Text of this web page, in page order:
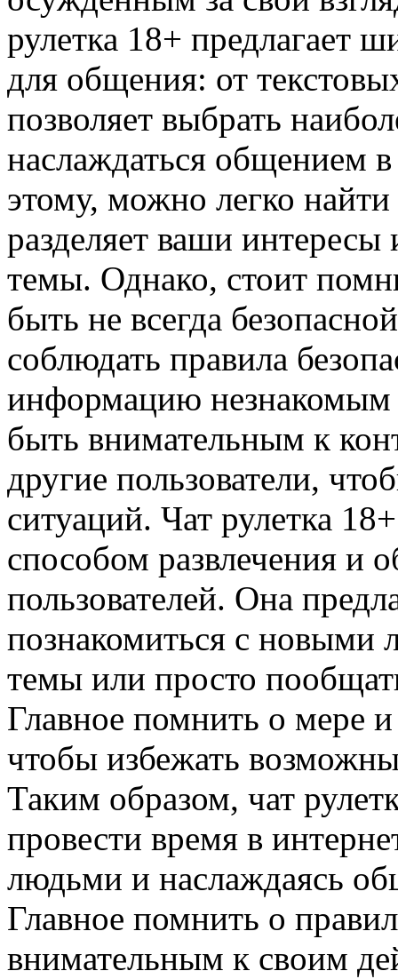
рулетка 18+ предлагает
для общения: от
позволяет выбрать
наслаждаться общением
этому, можно легко
разделяет ваши
темы. Однако, стоит
быть не всегда
соблюдать правила
информацию незнакомым
быть внимательным к
другие пользователи,
ситуаций. Чат рулетка
способом развлечения и
пользователей. Она
познакомиться с новыми
темы или просто
Главное помнить о мере
чтобы избежать
Таким образом, чат
провести время в
людьми и наслаждаясь
Главное помнить о
внимательным к своим